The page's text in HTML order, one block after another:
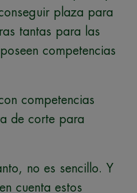
plaza para
tantas para las
competencias
competencias
de corte para
no es sencillo. Y
cuenta estos